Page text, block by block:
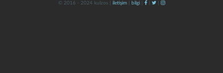
© 2016 - 2024 kulzos | iletişim| bilgi| | |